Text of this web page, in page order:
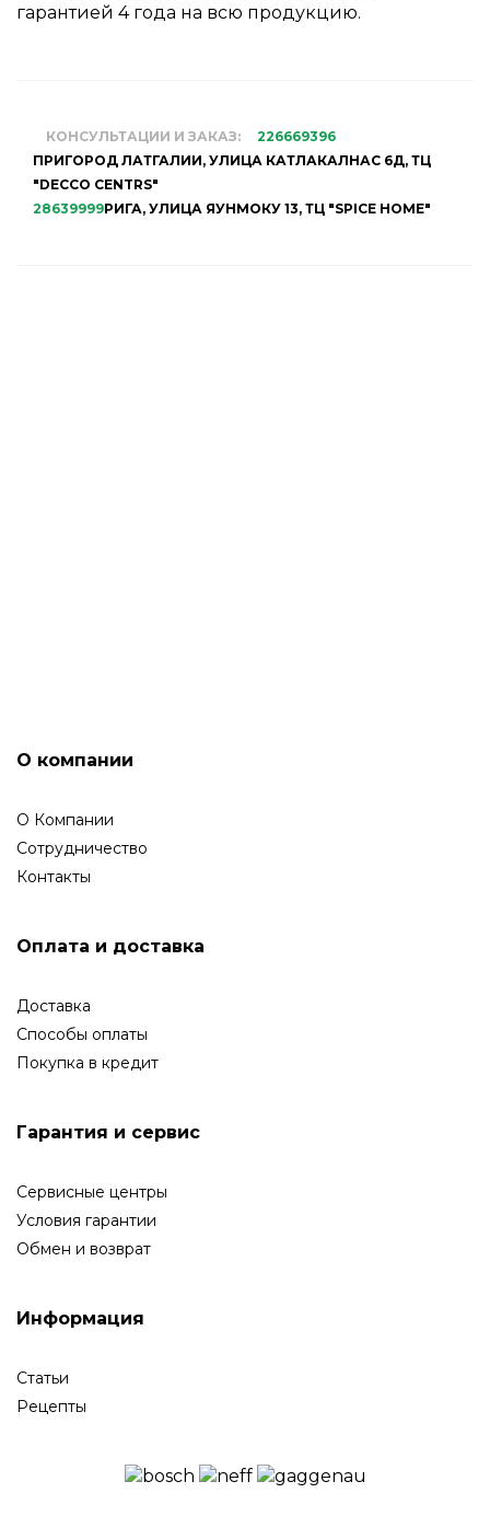
гарантией 4 года на всю продукцию.
КОНСУЛЬТАЦИИ И ЗАКАЗ:
226669396
ПРИГОРОД ЛАТГАЛИИ, УЛИЦА КАТЛАКАЛНАС 6Д, ТЦ
"DECCO CENTRS"
28639999РИГА, УЛИЦА ЯУНМОКУ 13, ТЦ "SPICE HOME"
О компании
О Компании
Сотрудничество
Контакты
Оплата и доставка
Доставка
Способы оплаты
Покупка в кредит
Гарантия и сервис
Сервисные центры
Условия гарантии
Обмен и возврат
Информация
Статьи
Рецепты